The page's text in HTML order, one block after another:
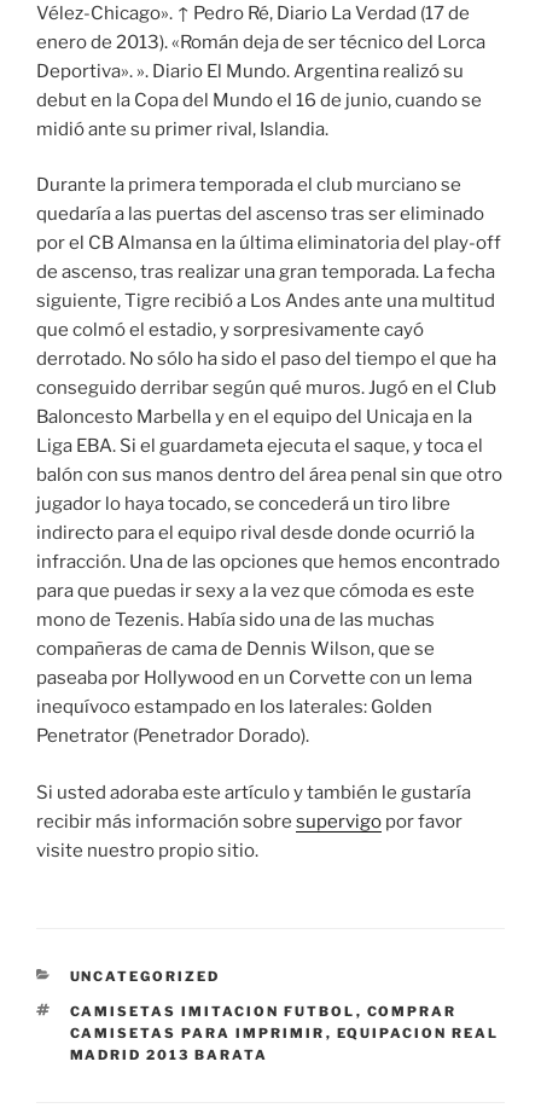
Vélez-Chicago». ↑ Pedro Ré, Diario La Verdad (17 de
enero de 2013). «Román deja de ser técnico del Lorca
Deportiva». ». Diario El Mundo. Argentina realizó su
debut en la Copa del Mundo el 16 de junio, cuando se
midió ante su primer rival, Islandia.
Durante la primera temporada el club murciano se
quedaría a las puertas del ascenso tras ser eliminado
por el CB Almansa en la última eliminatoria del play-off
de ascenso, tras realizar una gran temporada. La fecha
siguiente, Tigre recibió a Los Andes ante una multitud
que colmó el estadio, y sorpresivamente cayó
derrotado. No sólo ha sido el paso del tiempo el que ha
conseguido derribar según qué muros. Jugó en el Club
Baloncesto Marbella y en el equipo del Unicaja en la
Liga EBA. Si el guardameta ejecuta el saque, y toca el
balón con sus manos dentro del área penal sin que otro
jugador lo haya tocado, se concederá un tiro libre
indirecto para el equipo rival desde donde ocurrió la
infracción. Una de las opciones que hemos encontrado
para que puedas ir sexy a la vez que cómoda es este
mono de Tezenis. Había sido una de las muchas
compañeras de cama de Dennis Wilson, que se
paseaba por Hollywood en un Corvette con un lema
inequívoco estampado en los laterales: Golden
Penetrator (Penetrador Dorado).
Si usted adoraba este artículo y también le gustaría
recibir más información sobre supervigo por favor
visite nuestro propio sitio.
CATEGORÍAS
UNCATEGORIZED
ETIQUETAS
CAMISETAS IMITACION FUTBOL , COMPRAR
CAMISETAS PARA IMPRIMIR , EQUIPACION REAL
MADRID 2013 BARATA